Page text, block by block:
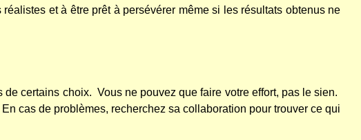
et à être prêt à persévérer même si les résultats obtenus ne
de certains choix. Vous ne pouvez que faire votre effort, pas le sien.
En cas de problèmes, recherchez sa collaboration pour trouver ce qui